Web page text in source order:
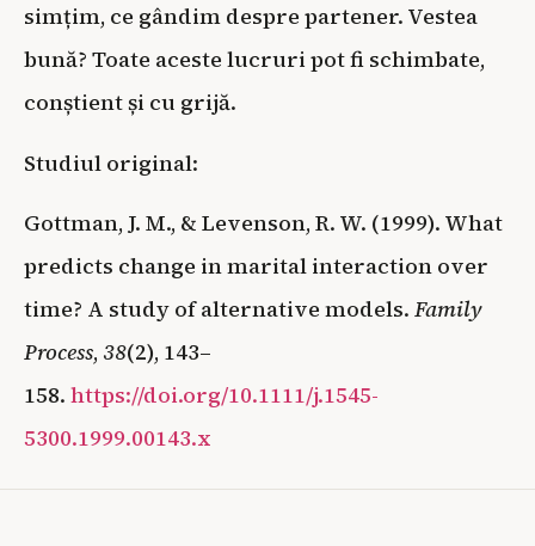
simțim, ce gândim despre partener. Vestea
bună? Toate aceste lucruri pot fi schimbate,
conștient și cu grijă.
Studiul original:
Gottman, J. M., & Levenson, R. W. (1999). What
predicts change in marital interaction over
time? A study of alternative models. Family
Process, 38(2), 143–
158. https://doi.org/10.1111/j.1545-
5300.1999.00143.x